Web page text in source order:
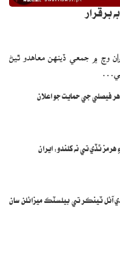
منهن ڏئي رهيو آهي، هو نيب
چوڌري کي ٽيڪنيڪل بنيادن
برقرار
وچ ۾ جمعي ڏينهن معاهدو ٿيڻ
سي…
فيصلي جي حمايت جو اعلان
هرمز ٿڏي تي نه کلندو: ايران
آئل ٽينڪر تي بيلسٽڪ ميزائلن سان